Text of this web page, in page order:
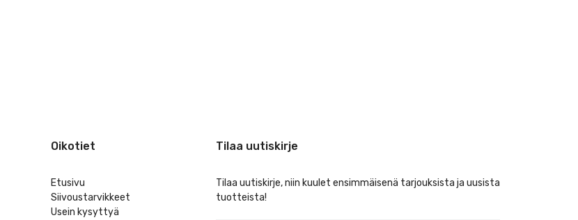
Oikotiet
Etusivu
Siivoustarvikkeet
Usein kysyttyä
Tilaa uutiskirje
Tilaa uutiskirje, niin kuulet ensimmäisenä tarjouksista ja uusista
tuotteista!